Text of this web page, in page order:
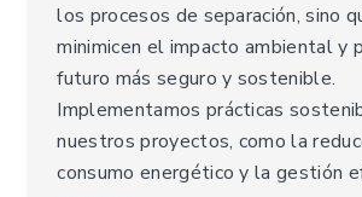
los procesos de separación, sino
minimicen el impacto ambiental y
futuro más seguro y sostenible.
Implementamos prácticas
nuestros proyectos, como la
consumo energético y la gestión